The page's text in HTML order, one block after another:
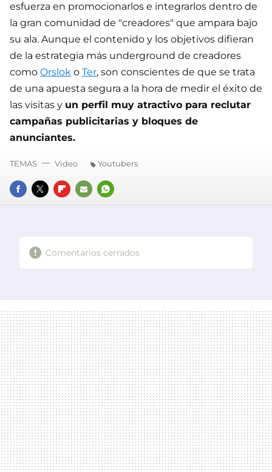
esfuerza en promocionarlos e integrarlos dentro de
la gran comunidad de "creadores" que ampara bajo
su ala. Aunque el contenido y los objetivos difieran
de la estrategia más underground de creadores
como Orslok o Ter, son conscientes de que se trata
de una apuesta segura a la hora de medir el éxito de
las visitas y un perfil muy atractivo para reclutar
campañas publicitarias y bloques de
anunciantes.
FACEBOOK
TWITTERFLIPBOARD
E-
WHATSAPP
TEMAS Video Youtubers
Comentarios cerrados